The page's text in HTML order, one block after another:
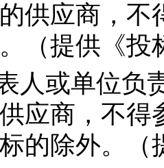
供应商，不
（提供《投
人或单位负
应商，不
的除外。（